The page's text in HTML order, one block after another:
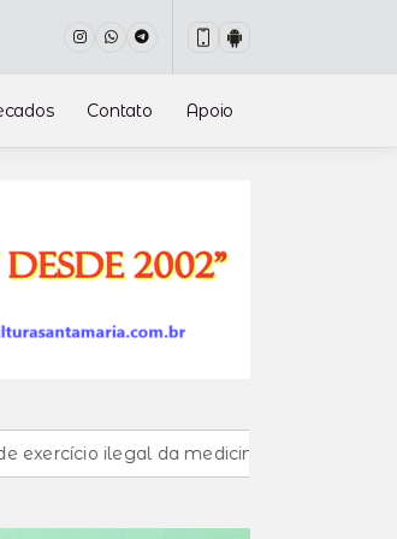
Contato Apoio
da medicina Entenda o que muda